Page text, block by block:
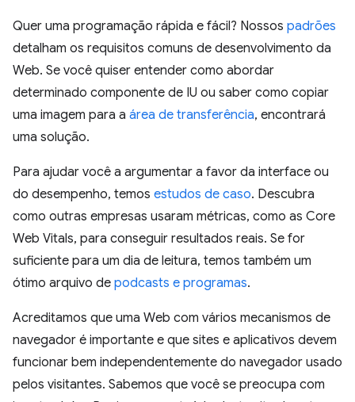
Quer uma programação rápida e fácil? Nossos padrões
detalham os requisitos comuns de desenvolvimento da
Web. Se você quiser entender como abordar
determinado componente de IU ou saber como copiar
uma imagem para a área de transferência, encontrará
uma solução.
Para ajudar você a argumentar a favor da interface ou
do desempenho, temos estudos de caso. Descubra
como outras empresas usaram métricas, como as Core
Web Vitals, para conseguir resultados reais. Se for
suficiente para um dia de leitura, temos também um
ótimo arquivo de podcasts e programas.
Acreditamos que uma Web com vários mecanismos de
navegador é importante e que sites e aplicativos devem
funcionar bem independentemente do navegador usado
pelos visitantes. Sabemos que você se preocupa com